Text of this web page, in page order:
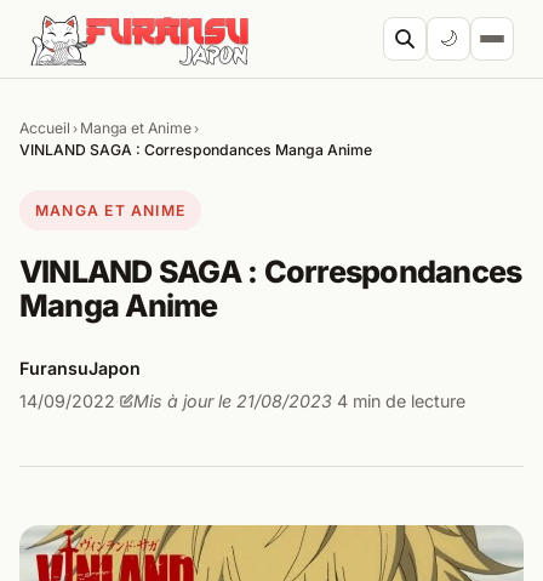
Aller au contenu
🌙
Accueil › Manga et Anime›
VINLAND SAGA : Correspondances Manga Anime
MANGA ET ANIME
VINLAND SAGA : Correspondances
Manga Anime
FuransuJapon
14/09/2022· Mis à jour le 21/08/2023·4 min de lecture